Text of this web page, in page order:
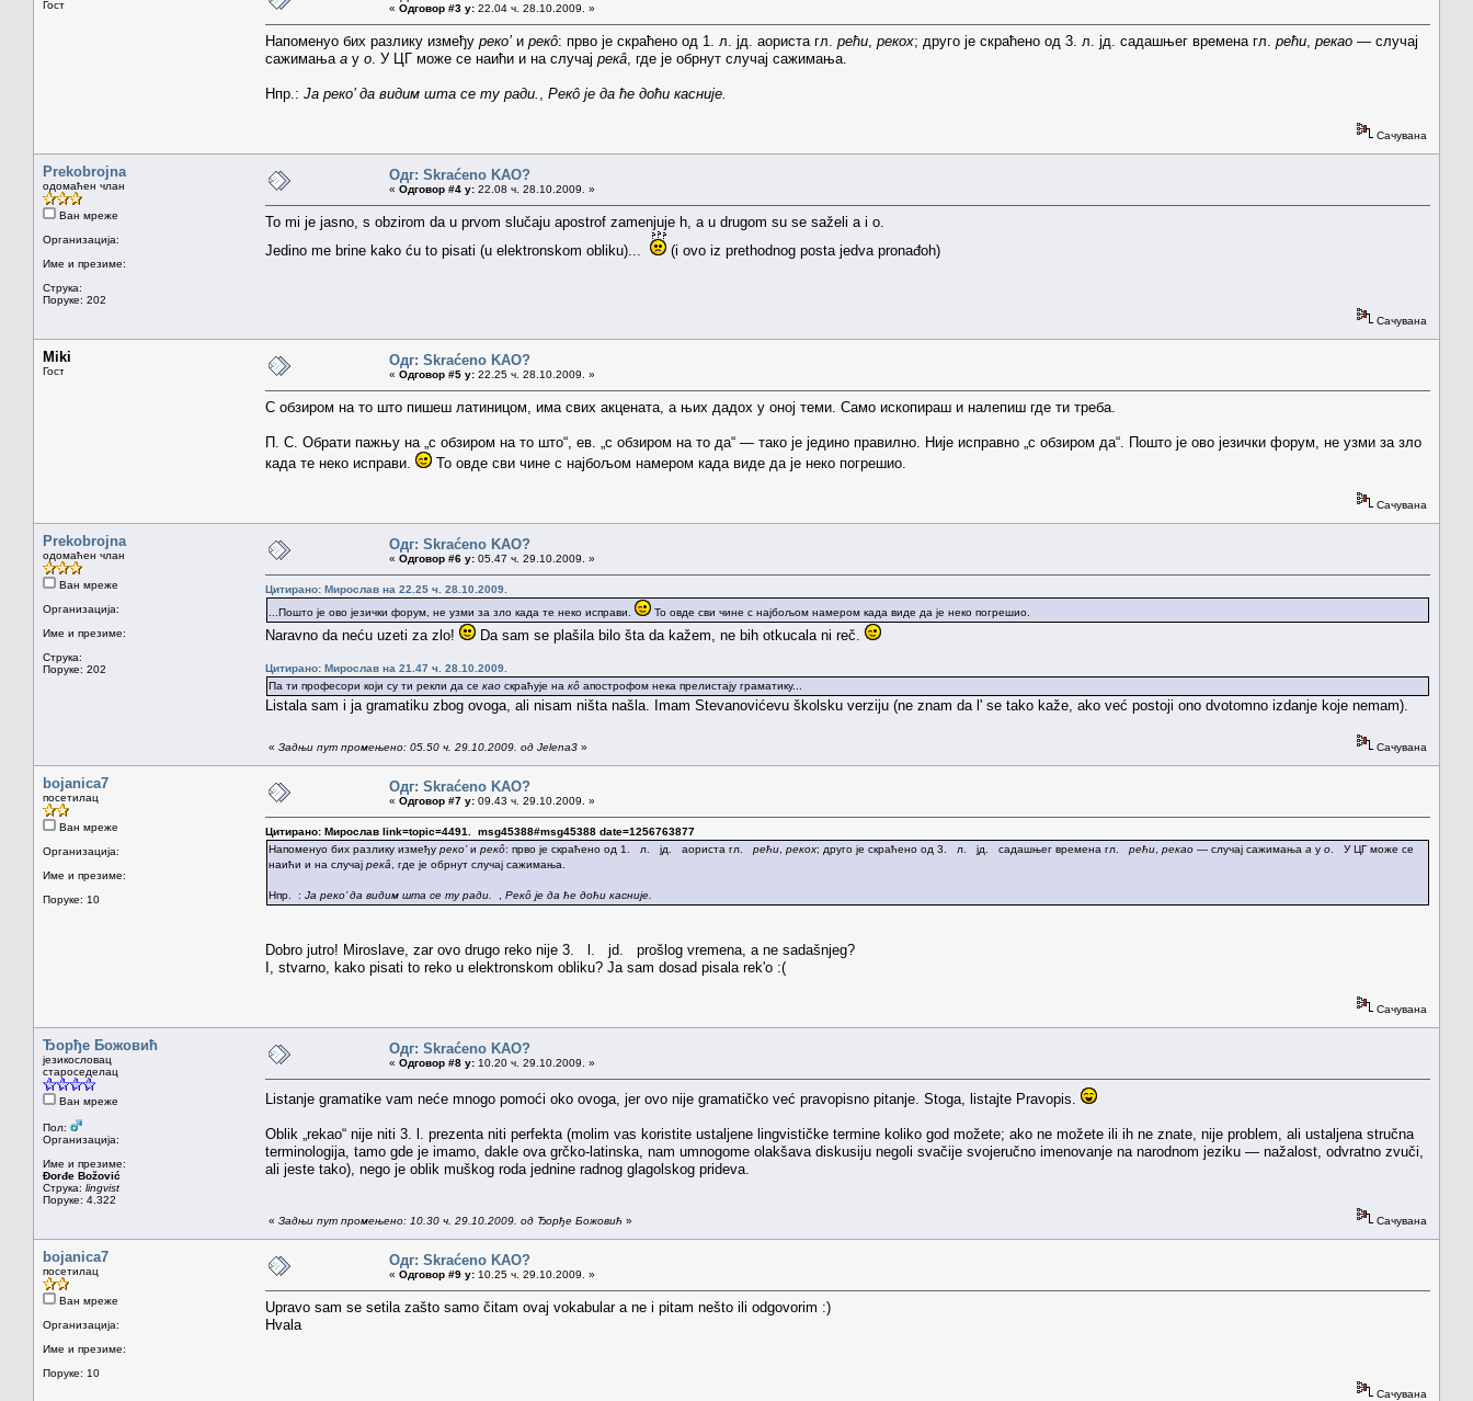
Гост « Одговор #3 у: 22.04 ч. 28.10.2009. »
Напоменуо бих разлику између реко’ и рекô: прво је скраћено од 1. л. јд. аориста гл. рећи рекох; друго је скраћено од 3. л. јд. садашњег времена гл. рећи рекао — случај
сажимања а у о . У ЦГ може се наићи и на случај рекâ , где је обрнут случај сажимања.
Нпр.: Ја реко’ да видим шта се ту ради. Рекô је да ће доћи касније.
Сачувана
Prekobrojna
одомаћен члан
Ван мреже
Организација:
Име и презиме:
Струка:
Поруке: 202
Одг: Skraćeno KAO?
« Одговор #4 у: 22.08 ч. 28.10.2009. »
To mi je jasno, s obzirom da u prvom slučaju apostrof zamenjuje h, a u drugom su se saželi a i o.
Jedino me brine kako ću to pisati (u elektronskom obliku)...
(i ovo iz prethodnog posta jedva pronađoh)
Сачувана
Miki
Гост
Одг: Skraćeno KAO?
« Одговор #5 у: 22.25 ч. 28.10.2009. »
С обзиром на то што пишеш латиницом, има свих акцената, а њих дадох у оној теми. Само ископираш и налепиш где ти треба.
П. С. Обрати пажњу на „с обзиром на то што“, ев. „с обзиром на то да“ — тако је једино правилно. Није исправно „с обзиром да“. Пошто је ово језички форум, не узми за зло
када те неко исправи.
То овде сви чине с најбољом намером када виде да је неко погрешио.
Сачувана
Prekobrojna
одомаћен члан
Ван мреже
Организација:
Име и презиме:
Струка:
Поруке: 202
Одг: Skraćeno KAO?
« Одговор #6 у: 05.47 ч. 29.10.2009. »
Цитирано: Мирослав на 22.25 ч. 28.10.2009.
...Пошто је ово језички форум, не узми за зло када те неко исправи.
То овде сви чине с најбољом намером када виде да је неко погрешио.
Naravno da neću uzeti za zlo! Da sam se plašila bilo šta da kažem, ne bih otkucala ni reč.
Цитирано: Мирослав на 21.47 ч. 28.10.2009.
Па ти професори који су ти рекли да се као скраћује на кô апострофом нека прелистају граматику...
Listala sam i ja gramatiku zbog ovoga, ali nisam ništa našla. Imam Stevanovićevu školsku verziju (ne znam da l' se tako kaže, ako već postoji ono dvotomno izdanje koje nemam).
« Задњи пут промењено: 05.50 ч. 29.10.2009. од Jelena3 » Сачувана
bojanica7
посетилац
Ван мреже
Организација:
Име и презиме:
Поруке: 10
Одг: Skraćeno KAO?
« Одговор #7 у: 09.43 ч. 29.10.2009. »
Цитирано: Мирослав link=topic=4491. msg45388#msg45388 date=1256763877
Напоменуо бих разлику између реко’и рекô: прво је скраћено од 1. л. јд. аориста гл. рећи рекох; друго је скраћено од 3. л. јд. садашњег времена гл. рећи рекао — случај сажимања а у о . У ЦГ може се
наићи и на случај рекâ , где је обрнут случај сажимања.
Нпр. : Ја реко’ да видим шта се ту ради. Рекô је да ће доћи касније.
Dobro jutro! Miroslave, zar ovo drugo reko nije 3. l. jd. prošlog vremena, a ne sadašnjeg?
I, stvarno, kako pisati to reko u elektronskom obliku? Ja sam dosad pisala rek'o :(
Сачувана
Ђорђе Божовић
језикословац
староседелац
Ван мреже
Пол:
Организација:
Име и презиме:
Đorđe Božović
Струка: lingvist
Поруке: 4.322
Одг: Skraćeno KAO?
« Одговор #8 у: 10.20 ч. 29.10.2009. »
Listanje gramatike vam neće mnogo pomoći oko ovoga, jer ovo nije gramatičko već pravopisno pitanje. Stoga, listajte Pravopis.
Oblik „rekao“ nije niti 3. l. prezenta niti perfekta (molim vas koristite ustaljene lingvističke termine koliko god možete; ako ne možete ili ih ne znate, nije problem, ali ustaljena stručna
terminologija, tamo gde je imamo, dakle ova grčko-latinska, nam umnogome olakšava diskusiju negoli svačije svojeručno imenovanje na narodnom jeziku — nažalost, odvratno zvuči,
ali jeste tako), nego je oblik muškog roda jednine radnog glagolskog prideva.
« Задњи пут промењено: 10.30 ч. 29.10.2009. од Ђорђе Божовић » Сачувана
bojanica7
посетилац
Ван мреже
Организација:
Име и презиме:
Поруке: 10
Одг: Skraćeno KAO?
« Одговор #9 у: 10.25 ч. 29.10.2009. »
Upravo sam se setila zašto samo čitam ovaj vokabular a ne i pitam nešto ili odgovorim :)
Hvala
Сачувана